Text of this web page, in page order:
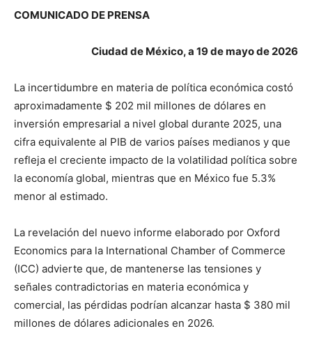
COMUNICADO DE PRENSA
Ciudad de México, a 19 de mayo de 2026
La incertidumbre en materia de política económica costó
aproximadamente $ 202 mil millones de dólares en
inversión empresarial a nivel global durante 2025, una
cifra equivalente al PIB de varios países medianos y que
refleja el creciente impacto de la volatilidad política sobre
la economía global, mientras que en México fue 5.3%
menor al estimado.
La revelación del nuevo informe elaborado por Oxford
Economics para la International Chamber of Commerce
(ICC) advierte que, de mantenerse las tensiones y
señales contradictorias en materia económica y
comercial, las pérdidas podrían alcanzar hasta $ 380 mil
millones de dólares adicionales en 2026.